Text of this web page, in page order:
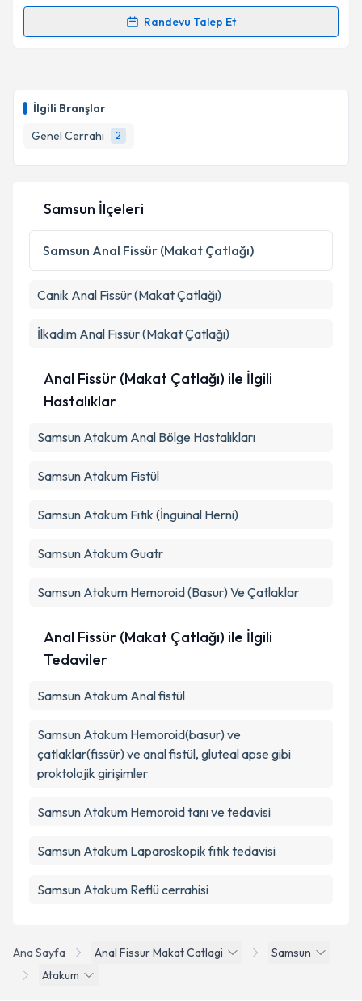
İlgili Branşlar
Genel Cerrahi
2
Kişisel verilerimin işlenmesine ilişkinAydınlatma
'ni okudum ve kişisel verilerimin belirtilen
kapsamda işlenmesini kabul ediyorum.
Takvim Talebini Gönder
Randevu Talep Et
Randevu Takvimi Talebi
takvim hazırlandığında e-posta ile bilgilendireceğiz.
E-posta Adresiniz
Kişisel verilerimin işlenmesine ilişkinAydınlatma
Metni
'ni okudum ve kişisel verilerimin belirtilen
kapsamda işlenmesini kabul ediyorum.
Ana Sayfa Anal Fissur Makat Catlagi
Samsun
Atakum
Samsun İlçeleri
Samsun Anal Fissür (Makat Çatlağı)
Canik Anal Fissür (Makat Çatlağı)
İlkadım Anal Fissür (Makat Çatlağı)
Anal Fissür (Makat Çatlağı) ile İlgili
Hastalıklar
Samsun Atakum Anal Bölge Hastalıkları
Samsun Atakum Fistül
Samsun Atakum Fıtık (İnguinal Herni)
Samsun Atakum Guatr
Samsun Atakum Hemoroid (Basur) Ve Çatlaklar
Anal Fissür (Makat Çatlağı) ile İlgili
Tedaviler
Samsun Atakum Anal fistül
Samsun Atakum Hemoroid(basur) ve
çatlaklar(fissür) ve anal fistül, gluteal apse gibi
proktolojik girişimler
Samsun Atakum Hemoroid tanı ve tedavisi
Samsun Atakum Laparoskopik fıtık tedavisi
Samsun Atakum Reflü cerrahisi